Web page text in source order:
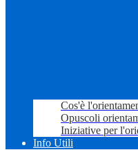
Cos'è
Opuscoli
Iniziative per
Info Utili